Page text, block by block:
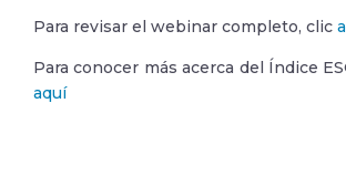
Para revisar el webinar completo, clic
Para conocer más acerca del Índice
aquí